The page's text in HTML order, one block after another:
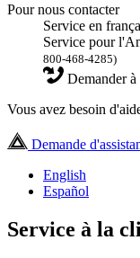
Pour nous contacter
Service en
Service pour
800-468-4285)
Demander à
Vous avez besoin
Demande
English
Español
Service à la